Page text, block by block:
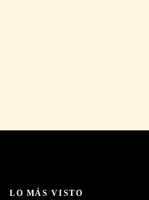
LO MÁS VISTO